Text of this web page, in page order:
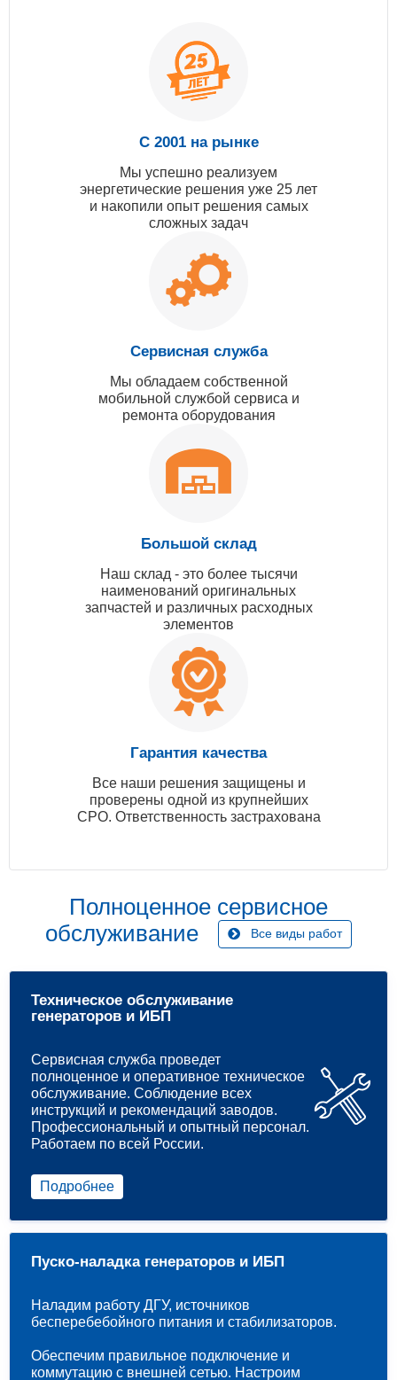
С 2001 на рынке
Мы успешно реализуем
энергетические решения уже 25 лет
и накопили опыт решения самых
сложных задач
Сервисная служба
Мы обладаем собственной
мобильной службой сервиса и
ремонта оборудования
Большой склад
Наш склад - это более тысячи
наименований оригинальных
запчастей и различных расходных
элементов
Гарантия качества
Все наши решения защищены и
проверены одной из крупнейших
СРО. Ответственность застрахована
Полноценное сервисное
обслуживание
Все виды работ
Техническое обслуживание
генераторов и ИБП
Сервисная служба проведет
полноценное и оперативное техническое
обслуживание. Соблюдение всех
инструкций и рекомендаций заводов.
Профессиональный и опытный персонал.
Работаем по всей России.
Подробнее
Пуско-наладка генераторов и ИБП
Наладим работу ДГУ, источников
бесперебебойного питания и стабилизаторов.
Обеспечим правильное подключение и
коммутацию с внешней сетью. Настроим